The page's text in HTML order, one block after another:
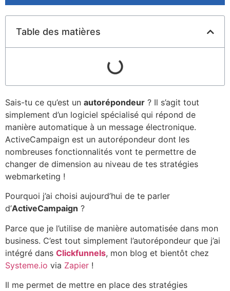
Table des matières
Sais-tu ce qu’est un autorépondeur ? Il s’agit tout
simplement d’un logiciel spécialisé qui répond de
manière automatique à un message électronique.
ActiveCampaign est un autorépondeur dont les
nombreuses fonctionnalités vont te permettre de
changer de dimension au niveau de tes stratégies
webmarketing !
Pourquoi j’ai choisi aujourd’hui de te parler
d’ActiveCampaign ?
Parce que je l’utilise de manière automatisée dans mon
business. C’est tout simplement l’autorépondeur que j’ai
intégré dans Clickfunnels, mon blog et bientôt chez
Systeme.io via Zapier !
Il me permet de mettre en place des stratégies